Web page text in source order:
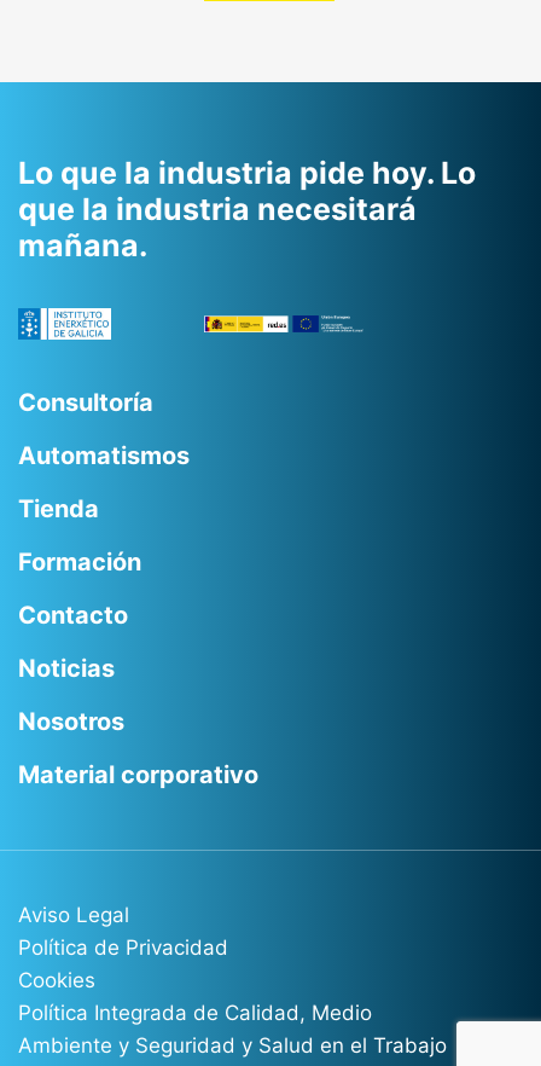
Lo que la industria pide hoy. Lo
que la industria necesitará
mañana.
Consultoría
Automatismos
Tienda
Formación
Contacto
Noticias
Nosotros
Material corporativo
Aviso Legal
Política de Privacidad
Cookies
Política Integrada de Calidad, Medio
Ambiente y Seguridad y Salud en el Trabajo